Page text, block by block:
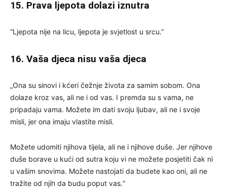
15. Prava ljepota dolazi iznutra
“Ljepota nije na licu, ljepota je svjetlost u srcu.”
16. Vaša djeca nisu vaša djeca
„Ona su sinovi i kćeri čežnje života za samim sobom. Ona
dolaze kroz vas, ali ne i od vas. I premda su s vama, ne
pripadaju vama. Možete im dati svoju ljubav, ali ne i svoje
misli, jer ona imaju vlastite misli.
Možete udomiti njihova tijela, ali ne i njihove duše. Jer njihove
duše borave u kući od sutra koju vi ne možete posjetiti čak ni
u vašim snovima. Možete nastojati da budete kao oni, ali ne
tražite od njih da budu poput vas.“